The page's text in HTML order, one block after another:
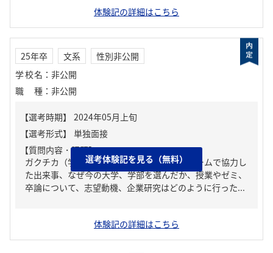
体験記の詳細はこちら
25年卒 文系
性別非公開
学校名 ： 非公開
職種 ： 非公開
【質問内容・課題】
ガクチカ（学生時代に力を入れたこと）、チームで協力し
た出来事、なぜ今の大学、学部を選んだか、授業やゼミ、
卒論について、志望動機、企業研究はどのように行った...
選考体験記を見る（無料）
体験記の詳細はこちら